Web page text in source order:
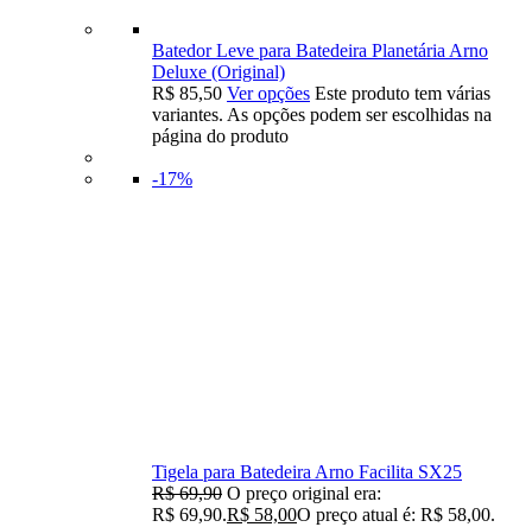
Batedor Leve para Batedeira Planetária Arno
Deluxe (Original)
R$ 85,50 Ver opções Este produto tem várias
variantes. As opções podem ser escolhidas na
página do produto
-17%
Tigela para Batedeira Arno Facilita SX25
R$69,90 O preço original era:
R$ 69,90.R$ 58,00O preço atual é: R$ 58,00.